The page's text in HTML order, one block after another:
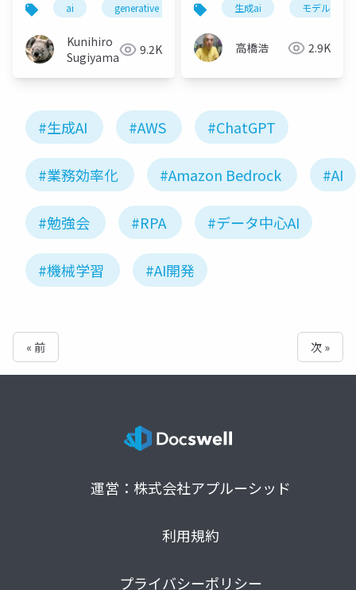
ai generative ai machine learning deep
Kunihiro
Sugiyama
9.2K
生成ai モデル中心
高橋浩 2.9K
#生成AI #AWS #ChatGPT
#業務効率化 #Amazon Bedrock #AI
#勉強会 #RPA #データ中心AI
#機械学習 #AI開発
« 前 次 »
運営：株式会社アプルーシッド
利用規約
プライバシーポリシー